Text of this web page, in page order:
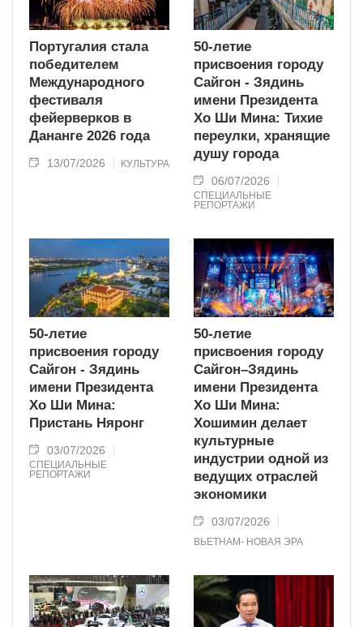
Португалия стала
победителем
Международного
фестиваля
фейерверков в
Дананге 2026 года
13/07/2026 КУЛЬТУРА
50-летие
присвоения городу
Сайгон - Зядинь
имени Президента
Хо Ши Мина: Тихие
переулки, хранящие
душу города
06/07/2026
СПЕЦИАЛЬНЫЕ
РЕПОРТАЖИ
50-летие
присвоения городу
Сайгон - Зядинь
имени Президента
Хо Ши Мина:
Пристань Няронг
03/07/2026
СПЕЦИАЛЬНЫЕ
РЕПОРТАЖИ
50-летие
присвоения городу
Сайгон–Зядинь
имени Президента
Хо Ши Мина:
Хошимин делает
культурные
индустрии одной из
ведущих отраслей
экономики
03/07/2026
ВЬЕТНАМ- НОВАЯ ЭРА